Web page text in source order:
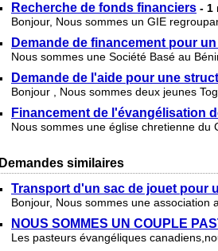
Recherche de fonds financiers - 1
Bonjour, Nous sommes un GIE
Demande de financement pour
Nous sommes une Société Basé au
Demande de l'aide pour une
Bonjour , Nous sommes deux jeunes
Financement de l'évangélisation
Nous sommes une église chretienne du
Demandes similaires
Transport d'un sac de jouet pour
Bonjour, Nous sommes une association
NOUS SOMMES UN COUPLE
Les pasteurs évangéliques